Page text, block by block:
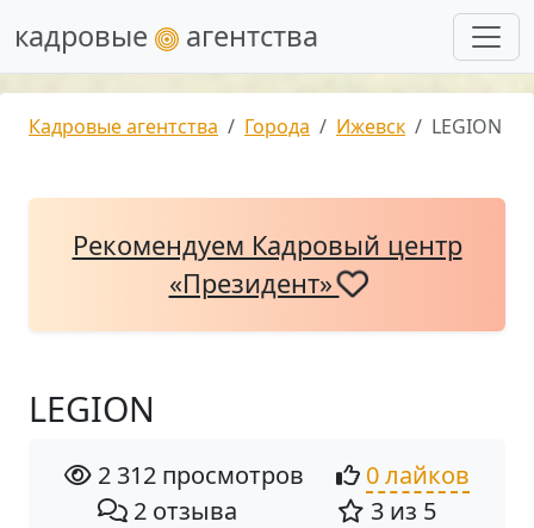
кадровые агентства
Кадровые агентства Города Ижевск LEGION
Рекомендуем Кадровый центр
«Президент»
LEGION
2 312 просмотров
0 лайков
2 отзыва
3 из 5